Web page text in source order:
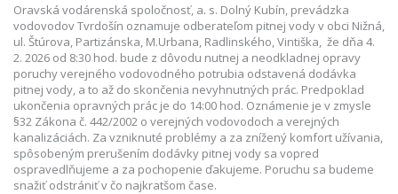
Oravská vodárenská spoločnosť, a. s. Dolný Kubín, prevádzka
vodovodov Tvrdošín oznamuje odberateľom pitnej vody v obci Nižná,
ul. Štúrova, Partizánska, M.Urbana, Radlinského, Vintiška, že dňa 4.
2. 2026 od 8:30 hod. bude z dôvodu nutnej a neodkladnej opravy
poruchy verejného vodovodného potrubia odstavená dodávka
pitnej vody, a to až do skončenia nevyhnutných prác. Predpoklad
ukončenia opravných prác je do 14:00 hod. Oznámenie je v zmysle
§32 Zákona č. 442/2002 o verejných vodovodoch a verejných
kanalizáciách. Za vzniknuté problémy a za znížený komfort užívania,
spôsobeným prerušením dodávky pitnej vody sa vopred
ospravedlňujeme a za pochopenie ďakujeme. Poruchu sa budeme
snažiť odstrániť v čo najkratšom čase.